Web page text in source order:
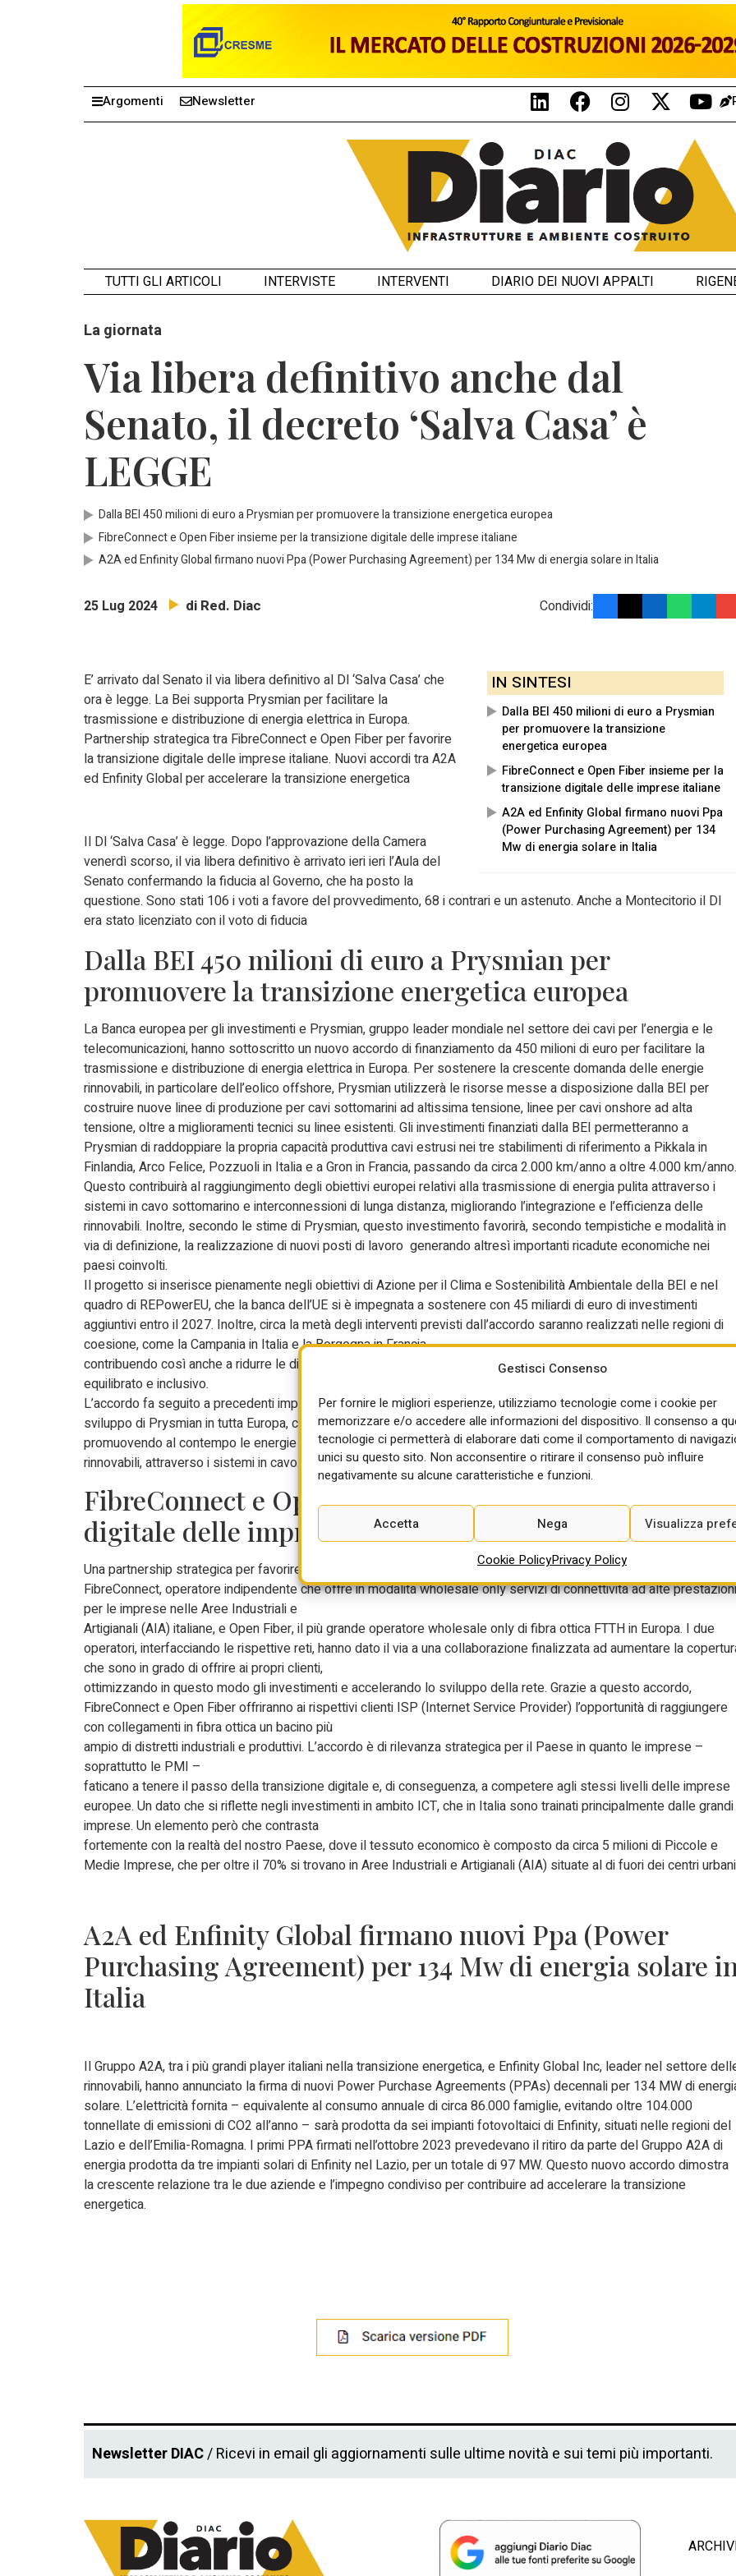
Gestisci Consenso
Per fornire le migliori esperienze, utilizziamo tecnologie come i cookie per
memorizzare e/o accedere alle informazioni del dispositivo. Il consenso a
tecnologie ci permetterà di elaborare dati come il comportamento di
unici su questo sito. Non acconsentire o ritirare il consenso può influire
negativamente su alcune caratteristiche e funzioni.
Accetta Nega Visualizza
Cookie PolicyPrivacy Policy
Argomenti Newsletter
TUTTI GLI ARTICOLI INTERVISTE INTERVENTI DIARIO DEI NUOVI APPALTI
La giornata
Via libera definitivo anche dal
Senato, il decreto ‘Salva Casa’ è
LEGGE
Dalla BEI 450 milioni di euro a Prysmian per promuovere la transizione energetica europea
FibreConnect e Open Fiber insieme per la transizione digitale delle imprese italiane
A2A ed Enfinity Global firmano nuovi Ppa (Power Purchasing Agreement) per 134 Mw di energia solare in Italia
25 Lug 2024 di Red. Diac Condividi:
IN SINTESI
Dalla BEI 450 milioni di euro a Prysmian
per promuovere la transizione
energetica europea
FibreConnect e Open Fiber insieme per la
transizione digitale delle imprese italiane
A2A ed Enfinity Global firmano nuovi Ppa
(Power Purchasing Agreement) per 134
Mw di energia solare in Italia
E’ arrivato dal Senato il via libera definitivo al Dl ‘Salva Casa’ che
ora è legge. La Bei supporta Prysmian per facilitare la
trasmissione e distribuzione di energia elettrica in Europa.
Partnership strategica tra FibreConnect e Open Fiber per favorire
la transizione digitale delle imprese italiane. Nuovi accordi tra A2A
ed Enfinity Global per accelerare la transizione energetica
Il Dl ‘Salva Casa’ è legge. Dopo l’approvazione della Camera
venerdì scorso, il via libera definitivo è arrivato ieri ieri l’Aula del
Senato confermando la fiducia al Governo, che ha posto la
questione. Sono stati 106 i voti a favore del provvedimento, 68 i contrari e un astenuto. Anche a Montecitorio il Dl
era stato licenziato con il voto di fiducia
Dalla BEI 450 milioni di euro a Prysmian per
promuovere la transizione energetica europea
La Banca europea per gli investimenti e Prysmian, gruppo leader mondiale nel settore dei cavi per l’energia e le
telecomunicazioni, hanno sottoscritto un nuovo accordo di finanziamento da 450 milioni di euro per facilitare la
trasmissione e distribuzione di energia elettrica in Europa. Per sostenere la crescente domanda delle energie
rinnovabili, in particolare dell’eolico offshore, Prysmian utilizzerà le risorse messe a disposizione dalla BEI per
costruire nuove linee di produzione per cavi sottomarini ad altissima tensione, linee per cavi onshore ad alta
tensione, oltre a miglioramenti tecnici su linee esistenti. Gli investimenti finanziati dalla BEI permetteranno a
Prysmian di raddoppiare la propria capacità produttiva cavi estrusi nei tre stabilimenti di riferimento a Pikkala in
Finlandia, Arco Felice, Pozzuoli in Italia e a Gron in Francia, passando da circa 2.000 km/anno a oltre 4.000 km/anno.
Questo contribuirà al raggiungimento degli obiettivi europei relativi alla trasmissione di energia pulita attraverso i
sistemi in cavo sottomarino e interconnessioni di lunga distanza, migliorando l’integrazione e l’efficienza delle
rinnovabili. Inoltre, secondo le stime di Prysmian, questo investimento favorirà, secondo tempistiche e modalità in
via di definizione, la realizzazione di nuovi posti di lavoro generando altresì importanti ricadute economiche nei
paesi coinvolti.
Il progetto si inserisce pienamente negli obiettivi di Azione per il Clima e Sostenibilità Ambientale della BEI e nel
quadro di REPowerEU, che la banca dell’UE si è impegnata a sostenere con 45 miliardi di euro di investimenti
aggiuntivi entro il 2027. Inoltre, circa la metà degli interventi previsti dall’accordo saranno realizzati nelle regioni di
coesione, come la Campania in Italia e la Borgogna in Francia,
contribuendo così anche a ridurre le disparità economiche regionali e a promuovere uno sviluppo economico più
equilibrato e inclusivo.
L’accordo fa seguito a precedenti impegni tra Prysmian e la BEI. In passato, la BEI ha sostenuto la ricerca e lo
sviluppo di Prysmian in tutta Europa, contribuendo a supportare i centri di eccellenza di Prysmian nella produzione
promuovendo al contempo le energie rinnovabili e pulite con l’interconnessione di sistemi integrati di risorse
rinnovabili, attraverso i sistemi in cavo.
FibreConnect e Open Fiber insieme per la transizione
digitale delle imprese italiane
Una partnership strategica per favorire la transizione digitale delle imprese italiane: a sottoscriverla sono stati
FibreConnect, operatore indipendente che offre in modalità wholesale only servizi di connettività ad alte prestazioni
per le imprese nelle Aree Industriali e
Artigianali (AIA) italiane, e Open Fiber, il più grande operatore wholesale only di fibra ottica FTTH in Europa. I due
operatori, interfacciando le rispettive reti, hanno dato il via a una collaborazione finalizzata ad aumentare la
che sono in grado di offrire ai propri clienti,
ottimizzando in questo modo gli investimenti e accelerando lo sviluppo della rete. Grazie a questo accordo,
FibreConnect e Open Fiber offriranno ai rispettivi clienti ISP (Internet Service Provider) l’opportunità di raggiungere
con collegamenti in fibra ottica un bacino più
ampio di distretti industriali e produttivi. L’accordo è di rilevanza strategica per il Paese in quanto le imprese –
soprattutto le PMI –
faticano a tenere il passo della transizione digitale e, di conseguenza, a competere agli stessi livelli delle imprese
europee. Un dato che si riflette negli investimenti in ambito ICT, che in Italia sono trainati principalmente dalle grandi
imprese. Un elemento però che contrasta
fortemente con la realtà del nostro Paese, dove il tessuto economico è composto da circa 5 milioni di Piccole e
Medie Imprese, che per oltre il 70% si trovano in Aree Industriali e Artigianali (AIA) situate al di fuori dei centri
A2A ed Enfinity Global firmano nuovi Ppa (Power
Purchasing Agreement) per 134 Mw di energia solare
Italia
Il Gruppo A2A, tra i più grandi player italiani nella transizione energetica, e Enfinity Global Inc, leader nel settore
rinnovabili, hanno annunciato la firma di nuovi Power Purchase Agreements (PPAs) decennali per 134 MW di
solare. L’elettricità fornita – equivalente al consumo annuale di circa 86.000 famiglie, evitando oltre 104.000
tonnellate di emissioni di CO2 all’anno – sarà prodotta da sei impianti fotovoltaici di Enfinity, situati nelle regioni del
Lazio e dell’Emilia-Romagna. I primi PPA firmati nell’ottobre 2023 prevedevano il ritiro da parte del Gruppo A2A di
energia prodotta da tre impianti solari di Enfinity nel Lazio, per un totale di 97 MW. Questo nuovo accordo dimostra
la crescente relazione tra le due aziende e l’impegno condiviso per contribuire ad accelerare la transizione
energetica.
Newsletter DIAC/ Ricevi in email gli aggiornamenti sulle ultime novità e sui temi più importanti.